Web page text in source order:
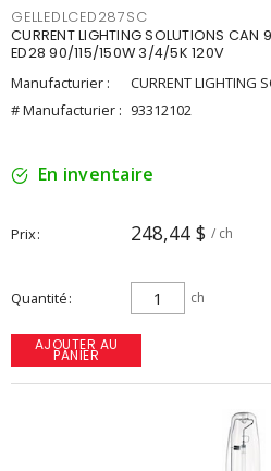
GELLEDLCED287SC
CURRENT LIGHTING SOLUTIONS CAN
ED28 90/115/150W 3/4/5K 120V
Manufacturier :
CURRENT LIGHTING
# Manufacturier : 93312102
En inventaire
Prix 248,44 $ / ch
Quantité ch
AJOUTER AU
PANIER